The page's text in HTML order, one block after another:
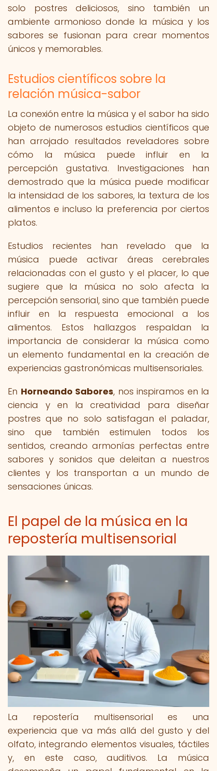
solo postres deliciosos, sino también un
ambiente armonioso donde la música y los
sabores se fusionan para crear momentos
únicos y memorables.
Estudios científicos sobre la
relación música-sabor
La conexión entre la música y el sabor ha sido
objeto de numerosos estudios científicos que
han arrojado resultados reveladores sobre
cómo la música puede influir en la
percepción gustativa. Investigaciones han
demostrado que la música puede modificar
la intensidad de los sabores, la textura de los
alimentos e incluso la preferencia por ciertos
platos.
Estudios recientes han revelado que la
música puede activar áreas cerebrales
relacionadas con el gusto y el placer, lo que
sugiere que la música no solo afecta la
percepción sensorial, sino que también puede
influir en la respuesta emocional a los
alimentos. Estos hallazgos respaldan la
importancia de considerar la música como
un elemento fundamental en la creación de
experiencias gastronómicas multisensoriales.
En Horneando Sabores, nos inspiramos en la
ciencia y en la creatividad para diseñar
postres que no solo satisfagan el paladar,
sino que también estimulen todos los
sentidos, creando armonías perfectas entre
sabores y sonidos que deleitan a nuestros
clientes y los transportan a un mundo de
sensaciones únicas.
El papel de la música en la
repostería multisensorial
La repostería multisensorial es una
experiencia que va más allá del gusto y del
olfato, integrando elementos visuales, táctiles
y, en este caso, auditivos. La música